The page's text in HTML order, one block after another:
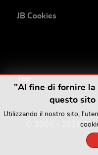
JB Cookies
"Al fine di fornire la
questo sito
Utilizzando il nostro sito,
Top
© 2009 - 2026 Pro